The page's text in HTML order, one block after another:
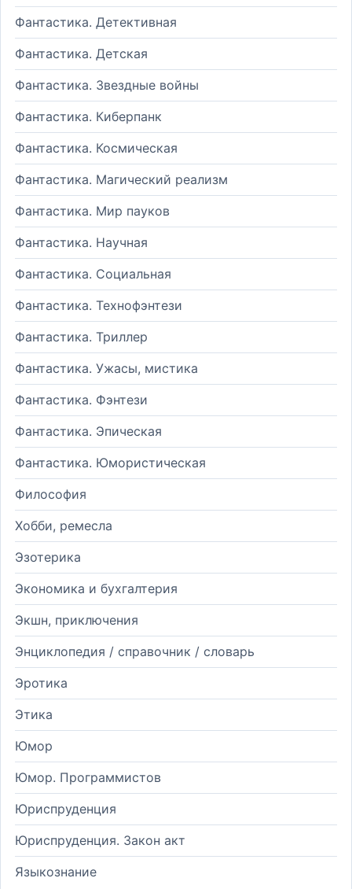
Фантастика. Детективная
Фантастика. Детская
Фантастика. Звездные войны
Фантастика. Киберпанк
Фантастика. Космическая
Фантастика. Магический реализм
Фантастика. Мир пауков
Фантастика. Научная
Фантастика. Социальная
Фантастика. Технофэнтези
Фантастика. Триллер
Фантастика. Ужасы, мистика
Фантастика. Фэнтези
Фантастика. Эпическая
Фантастика. Юмористическая
Философия
Хобби, ремесла
Эзотерика
Экономика и бухгалтерия
Экшн, приключения
Энциклопедия / справочник / словарь
Эротика
Этика
Юмор
Юмор. Программистов
Юриспруденция
Юриспруденция. Закон акт
Языкознание